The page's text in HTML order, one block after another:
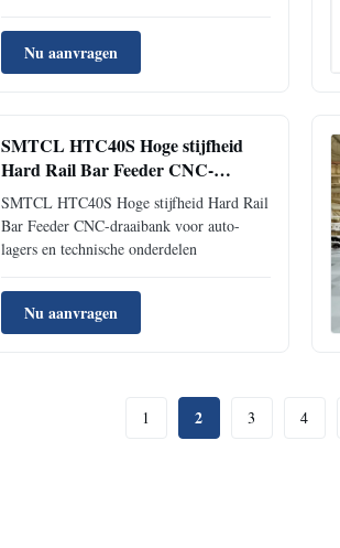
Nu aanvragen
SMTCL HTC40S Hoge stijfheid
Hard Rail Bar Feeder CNC-
draaibank voor auto-lagers en
technische onderdelen
SMTCL HTC40S Hoge stijfheid Hard Rail
Bar Feeder CNC-draaibank voor auto-
lagers en technische onderdelen
Nu aanvragen
1 2 3 4